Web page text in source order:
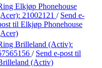
Elkjøp Phonehouse
21002121 / Send e-
til Elkjøp Phonehouse
Brilleland (Activ):
/ Send e-post til
(Activ)